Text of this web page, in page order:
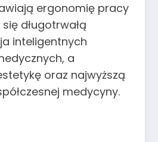
ergonomię pracy
długotrwałą
inteligentnych
a
oraz najwyższą
medycyny.